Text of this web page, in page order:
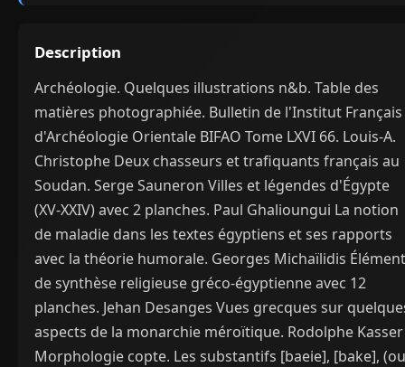
Description
Archéologie. Quelques illustrations n&b. Table des
matières photographiée. Bulletin de l'Institut Français
d'Archéologie Orientale BIFAO Tome LXVI 66. Louis-A.
Christophe Deux chasseurs et trafiquants français au
Soudan. Serge Sauneron Villes et légendes d'Égypte
(XV-XXIV) avec 2 planches. Paul Ghalioungui La notion
de maladie dans les textes égyptiens et ses rapports
avec la théorie humorale. Georges Michaïlidis
de synthèse religieuse gréco-égyptienne avec 12
planches. Jehan Desanges Vues grecques sur
aspects de la monarchie méroïtique. Rodolphe Kasser
Morphologie copte. Les substantifs [baeie], [bake], (ou